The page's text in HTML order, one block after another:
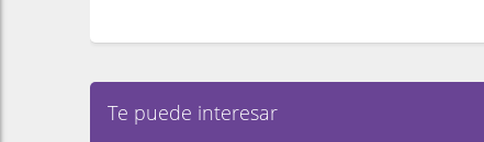
Te puede interesar